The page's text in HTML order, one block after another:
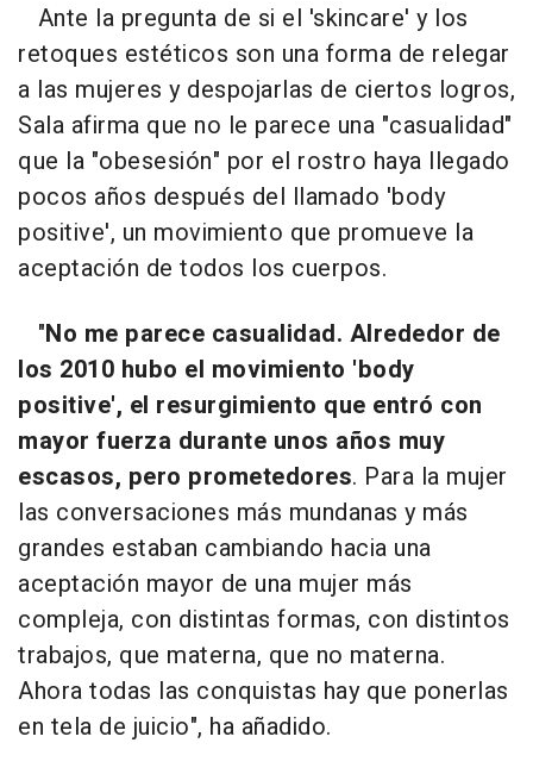
Ante la pregunta de si el 'skincare' y los
retoques estéticos son una forma de relegar
a las mujeres y despojarlas de ciertos logros,
Sala afirma que no le parece una "casualidad"
que la "obesesión" por el rostro haya llegado
pocos años después del llamado 'body
positive', un movimiento que promueve la
aceptación de todos los cuerpos.
"No me parece casualidad. Alrededor de
los 2010 hubo el movimiento 'body
positive', el resurgimiento que entró con
mayor fuerza durante unos años muy
escasos, pero prometedores. Para la mujer
las conversaciones más mundanas y más
grandes estaban cambiando hacia una
aceptación mayor de una mujer más
compleja, con distintas formas, con distintos
trabajos, que materna, que no materna.
Ahora todas las conquistas hay que ponerlas
en tela de juicio", ha añadido.